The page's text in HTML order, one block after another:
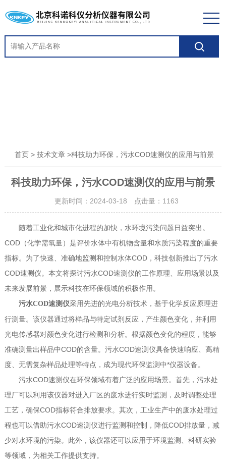
首页> 技术文章>科技助力环保，污水COD速测仪的应用与前景
科技助力环保，污水COD速测仪的应用与前景
更新时间：2024-03-18 点击量： 1163
随着工业化和城市化进程的加快，水环境污染问题日益突出。
COD（化学需氧量）是评价水体中有机物含量和水质污染程度的重要
指标。为了快速、准确地监测和控制水体COD，科技创新推出了污水
COD速测仪。本文将探讨污水COD速测仪的工作原理、应用场景以及
未来发展前景，展示科技在环保领域的积极作用。
污水COD速测仪采用先进的光电分析技术，基于化学反应原理进
行测量。该仪器通过将样品与特定试剂反应，产生颜色变化，并利用
光电传感器对颜色变化进行检测和分析。根据颜色变化的程度，能够
准确测量出样品中COD的含量。污水COD速测仪具备快速响应、高精
度、无需复杂样品处理等特点，成为现代环保监测中*仪器设备。
污水COD速测仪在环保领域有着广泛的应用场景。首先，污水处
理厂可以利用该仪器对进入厂区的废水进行实时监测，及时调整处理
工艺，确保COD指标符合排放要求。其次，工业生产中的废水处理过
程也可以借助污水COD速测仪进行监测和控制，降低COD排放量，减
少对水环境的污染。此外，该仪器还可以应用于环境监测、科研实验
等领域，为相关工作提供支持。